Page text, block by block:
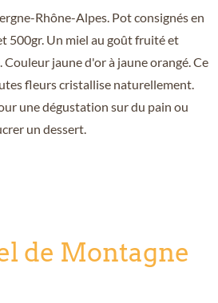
Rhône-Alpes. Pot consignés en
500gr. Un miel au goût fruité et
Couleur jaune d'or à jaune orangé. Ce
fleurs cristallise naturellement.
une dégustation sur du pain ou
un dessert.
de Montagne